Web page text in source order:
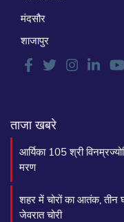
मंदसौर
शाजापुर
ताजा खबरे
आर्यिका 105 श्री
मरण
शहर में चोरों का आतंक,
जेवरात चोरी